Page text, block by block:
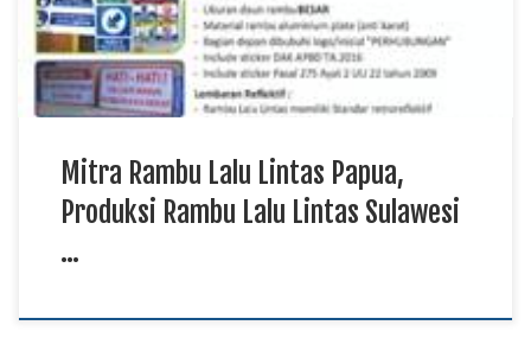
tertib. Sebagai mitra penyedia perlengkapan jalan, produk
rambu lalu lintas […]
Mitra Rambu Lalu Lintas Papua,
Produksi Rambu Lalu Lintas Sulawesi
…